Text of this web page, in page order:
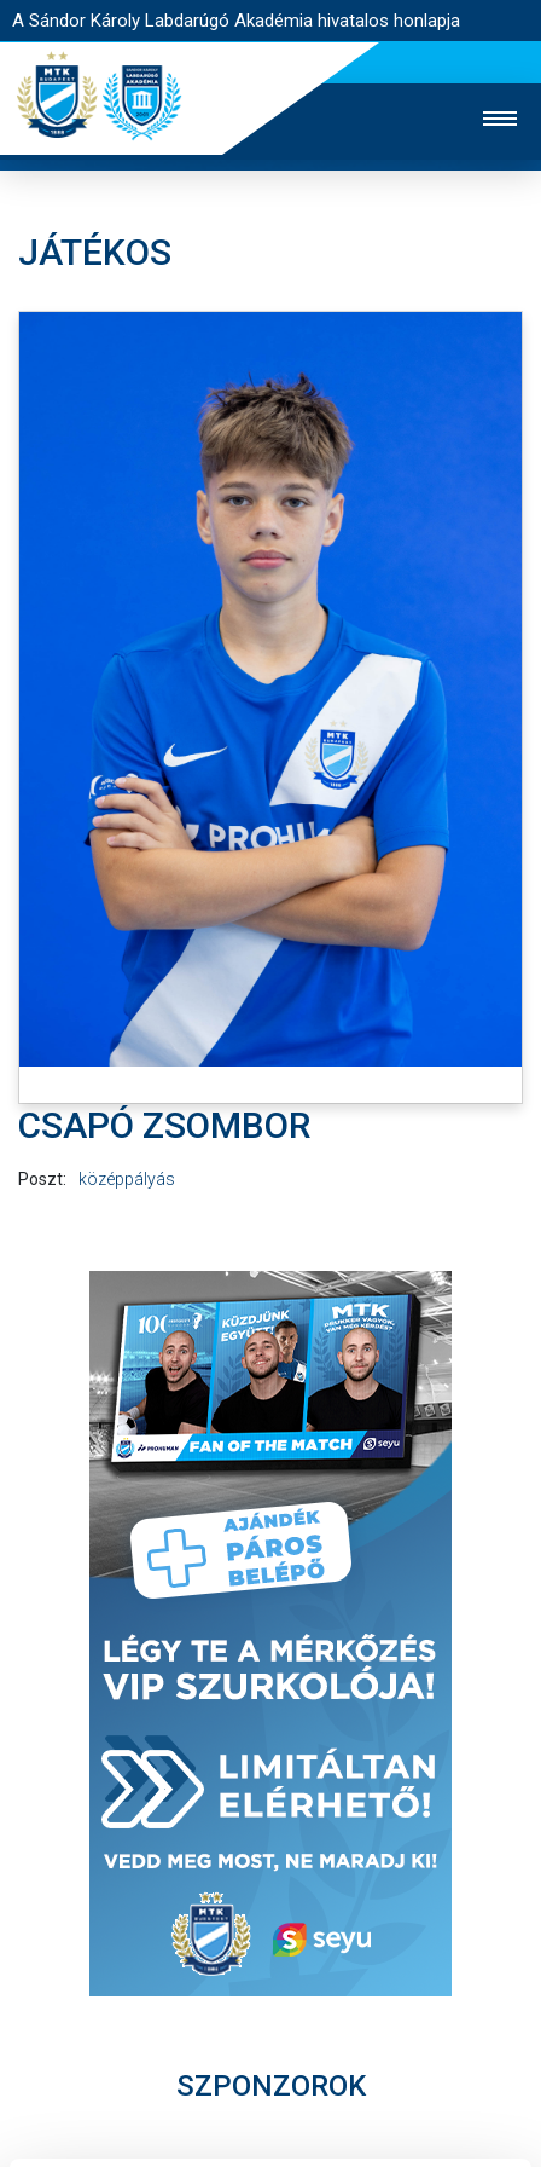
A Sándor Károly Labdarúgó Akadémia hivatalos honlapja
EGYESÜLET
KAPCSOLAT
NYITÓLAP
HÍREK
AKADÉMIA
CSAPATOK
MÉRKŐZÉSEK
GALÉRIA
JELENTKEZÉS
SZURKOLÓI ÉLMÉNYEK
VEZETŐSÉG
JÁTÉKOS
CSAPÓ ZSOMBOR
Poszt: középpályás
SZPONZOROK